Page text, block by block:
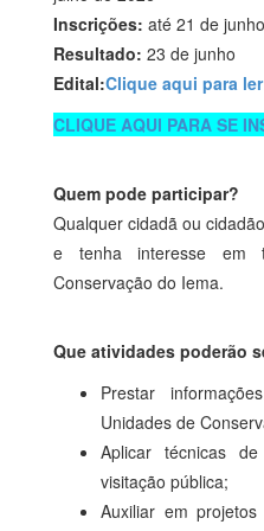
Inscrições: até 21 de
Resultado: 23 de junho
Edital:Clique aqui para
CLIQUE AQUI PARA SE
Quem pode participar?
Qualquer cidadã ou
e tenha interesse em
Conservação do Iema.
Que atividades poderão
Prestar
Unidades de
Aplicar técnicas
visitação pública;
Auxiliar em